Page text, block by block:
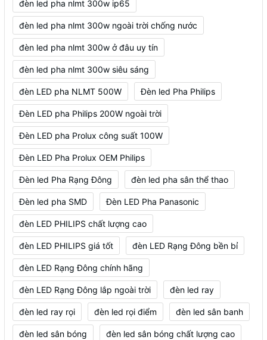
đèn led pha nlmt 300w ip65
đèn led pha nlmt 300w ngoài trời chống nước
đèn led pha nlmt 300w ở đâu uy tín
đèn led pha nlmt 300w siêu sáng
đèn LED pha NLMT 500W Đèn led Pha Philips
Đèn LED pha Philips 200W ngoài trời
Đèn LED pha Prolux công suất 100W
Đèn LED Pha Prolux OEM Philips
Đèn led Pha Rạng Đông đèn led pha sân thể thao
Đèn led pha SMD Đèn LED Pha Panasonic
đèn LED PHILIPS chất lượng cao
đèn LED PHILIPS giá tốt đèn LED Rạng Đông bền bỉ
đèn LED Rạng Đông chính hãng
đèn LED Rạng Đông lắp ngoài trời đèn led ray
đèn led ray rọi đèn led rọi điểm đèn led sân banh
đèn led sân bóng đèn led sân bóng chất lượng cao